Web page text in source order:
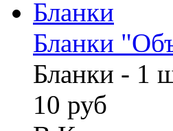
Бланки
Бланки -
10 руб